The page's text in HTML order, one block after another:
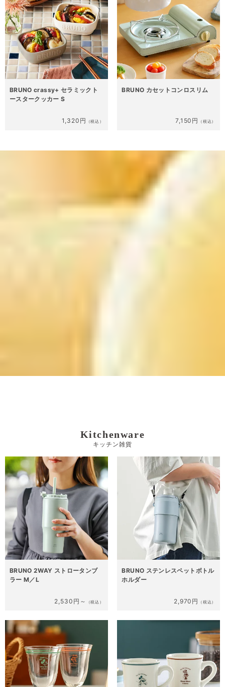
BRUNO crassy+ セラミックト
ースタークッカー S
1,320円 （税込）
BRUNO カセットコンロスリム
7,150円 （税込）
Kitchenware
キッチン雑貨
BRUNO 2WAY ストロータンブ
ラー M／L
2,530円～ （税込）
BRUNO ステンレスペットボトル
ホルダー
2,970円 （税込）